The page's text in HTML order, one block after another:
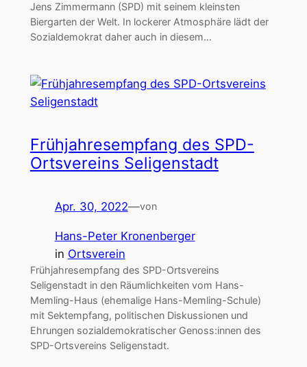
Jens Zimmermann (SPD) mit seinem kleinsten
Biergarten der Welt. In lockerer Atmosphäre lädt der
Sozialdemokrat daher auch in diesem…
Frühjahresempfang des SPD-
Ortsvereins Seligenstadt
Apr. 30, 2022—von
Hans-Peter Kronenberger
in Ortsverein
Frühjahresempfang des SPD-Ortsvereins
Seligenstadt in den Räumlichkeiten vom Hans-
Memling-Haus (ehemalige Hans-Memling-Schule)
mit Sektempfang, politischen Diskussionen und
Ehrungen sozialdemokratischer Genoss:innen des
SPD-Ortsvereins Seligenstadt.